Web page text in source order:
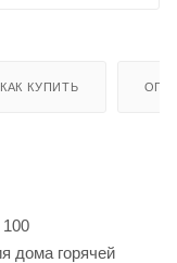
КАК КУПИТЬ
дома горячей